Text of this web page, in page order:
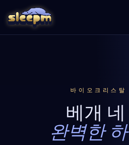
바이오크리스탈
베개 네
완벽한